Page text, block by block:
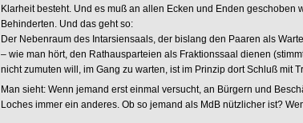
Klarheit besteht. Und es muß an allen Ecken und Enden
Behinderten. Und das geht so:
Der Nebenraum des Intarsiensaals, der bislang den Paaren als
– wie man hört, den Rathausparteien als Fraktionssaal dienen
nicht zumuten will, im Gang zu warten, ist im Prinzip dort Schluß mit
Man sieht: Wenn jemand erst einmal versucht, an Bürgern und
Loches immer ein anderes. Ob so jemand als MdB nützlicher ist?